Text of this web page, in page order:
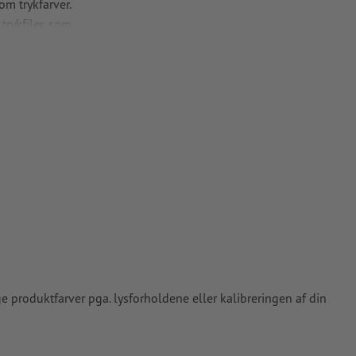
trykfarver.
som
skinner
produktfarver pga. lysforholdene eller kalibreringen af din